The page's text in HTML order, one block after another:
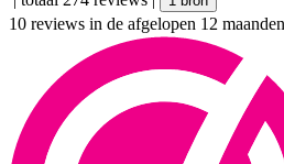
10 reviews in de afgelopen 12 maanden